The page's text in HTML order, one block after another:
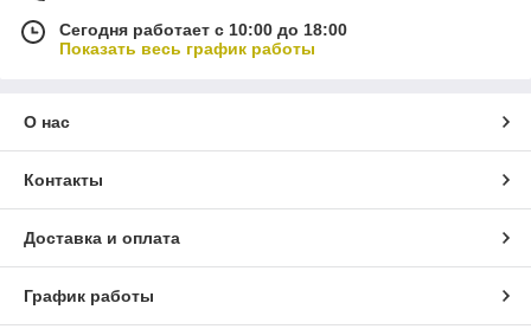
Сегодня работает с 10:00 до 18:00
Показать весь график работы
О нас
Контакты
Доставка и оплата
График работы